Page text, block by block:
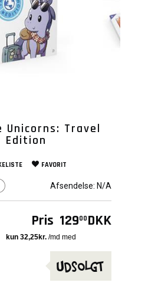
Unicorns: Travel
Edition
FAVORIT
Afsendelse: N/A
Pris 12900 DKK
Udsolgt